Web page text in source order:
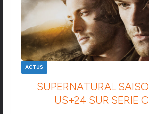
ACTUS
SUPERNATURAL
US+24 SUR SERIE